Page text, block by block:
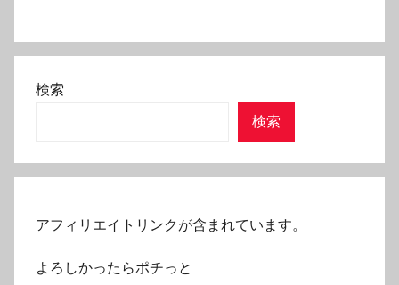
検索
検索
アフィリエイトリンクが含まれています。
よろしかったらポチっと